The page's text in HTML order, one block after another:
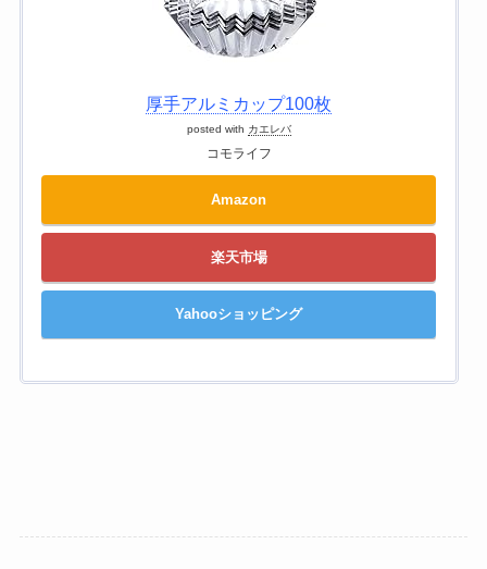
厚手アルミカップ100枚
posted with カエレバ
コモライフ
Amazon
楽天市場
Yahooショッピング